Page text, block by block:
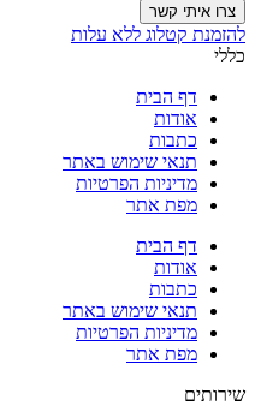
צרו איתי קשר
להזמנת קטלוג ללא עלות
כללי
דף הבית
אודות
כתבות
תנאי שימוש באתר
מדיניות הפרטיות
מפת אתר
דף הבית
אודות
כתבות
תנאי שימוש באתר
מדיניות הפרטיות
מפת אתר
שירותים